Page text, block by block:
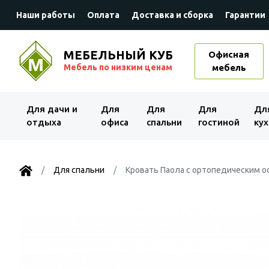
Наши работы Оплата Доставка и сборка Гарантии
МЕБЕЛЬНЫЙ КУБ
Мебель по низким ценам
Офисная
мебель
Для дачи и
отдыха
Для
офиса
Для
спальни
Для
гостиной
Для спальни Кровать Паола с ортопедическим